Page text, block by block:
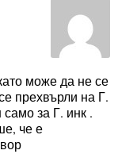
може да не се
прехвърли на Г.
за Г. инк .
че е